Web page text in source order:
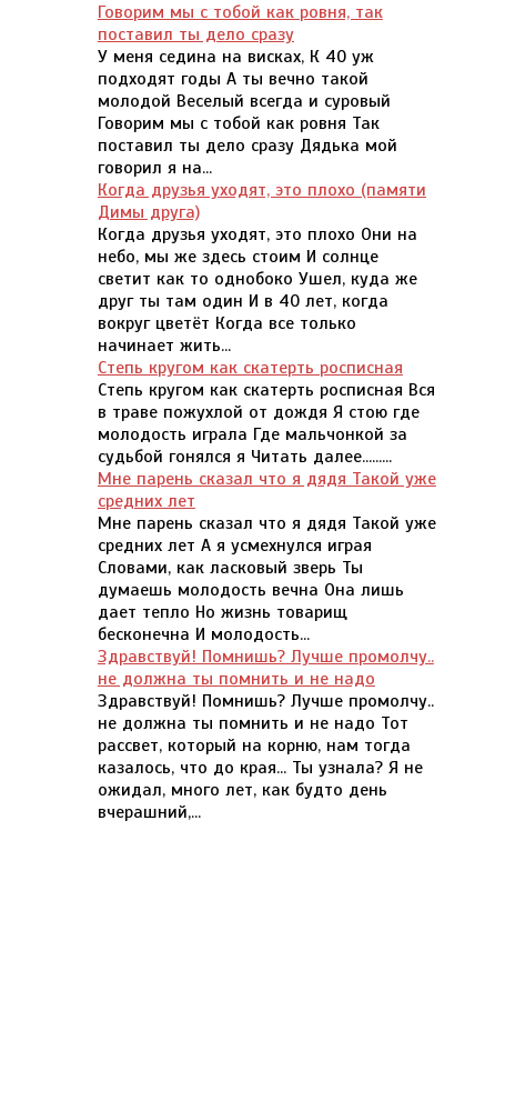
Говорим мы с тобой как ровня, так
поставил ты дело сразу
У меня седина на висках, К 40 уж
подходят годы А ты вечно такой
молодой Веселый всегда и суровый
Говорим мы с тобой как ровня Так
поставил ты дело сразу Дядька мой
говорил я на...
Когда друзья уходят, это плохо (памяти
Димы друга)
Когда друзья уходят, это плохо Они на
небо, мы же здесь стоим И солнце
светит как то однобоко Ушел, куда же
друг ты там один И в 40 лет, когда
вокруг цветёт Когда все только
начинает жить...
Степь кругом как скатерть росписная
Степь кругом как скатерть росписная Вся
в траве пожухлой от дождя Я стою где
молодость играла Где мальчонкой за
судьбой гонялся я Читать далее.........
Мне парень сказал что я дядя Такой уже
средних лет
Мне парень сказал что я дядя Такой уже
средних лет А я усмехнулся играя
Словами, как ласковый зверь Ты
думаешь молодость вечна Она лишь
дает тепло Но жизнь товарищ
бесконечна И молодость...
Здравствуй! Помнишь? Лучше промолчу..
не должна ты помнить и не надо
Здравствуй! Помнишь? Лучше промолчу..
не должна ты помнить и не надо Тот
рассвет, который на корню, нам тогда
казалось, что до края... Ты узнала? Я не
ожидал, много лет, как будто день
вчерашний,...